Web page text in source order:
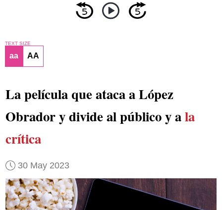
TEXT SIZE
aa AA
La película que ataca a López
Obrador y divide al público y ala
crítica
30 May 2023